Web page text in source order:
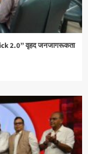
2.0” वृहद जनजागरूकता